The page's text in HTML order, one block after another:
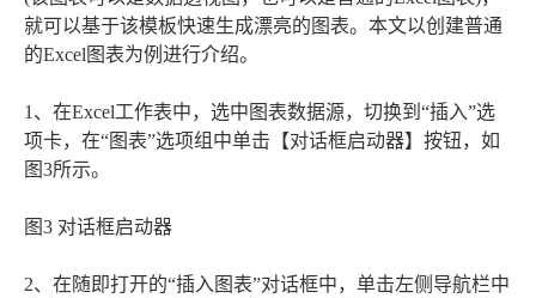
就可以基于该模板快速生成漂亮的图表。本文以创建普通
的Excel图表为例进行介绍。
1、在Excel工作表中，选中图表数据源，切换到“插入”选
项卡，在“图表”选项组中单击【对话框启动器】按钮，如
图3所示。
图3 对话框启动器
2、在随即打开的“插入图表”对话框中，单击左侧导航栏中